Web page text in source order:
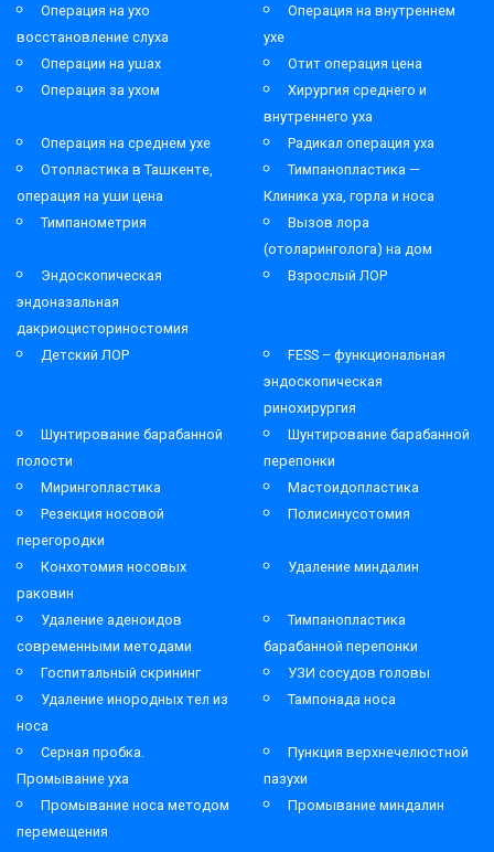
Операция на ухо
восстановление слуха
Операция на внутреннем
ухе
Операции на ушах
Отит операция цена
Операция за ухом
Хирургия среднего и
внутреннего уха
Операция на среднем ухе
Радикал операция уха
Отопластика в Ташкенте,
операция на уши цена
Тимпанопластика —
Клиника уха, горла и носа
Тимпанометрия
Вызов лора
(отоларинголога) на дом
Эндоскопическая
эндоназальная
дакриоцисториностомия
Взрослый ЛОР
Детский ЛОР
FESS – функциональная
эндоскопическая
ринохирургия
Шунтирование барабанной
полости
Шунтирование барабанной
перепонки
Мирингопластика
Мастоидопластика
Резекция носовой
перегородки
Полисинусотомия
Конхотомия носовых
раковин
Удаление миндалин
Удаление аденоидов
современными методами
Тимпанопластика
барабанной перепонки
Госпитальный скрининг
УЗИ сосудов головы
Удаление инородных тел из
носа
Тампонада носа
Серная пробка.
Промывание уха
Пункция верхнечелюстной
пазухи
Промывание носа методом
перемещения
Промывание миндалин